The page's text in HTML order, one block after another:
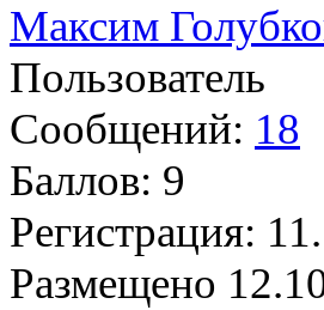
Максим
Пользователь
Сообщений: 18
Баллов: 9
Регистрация:
Размещено